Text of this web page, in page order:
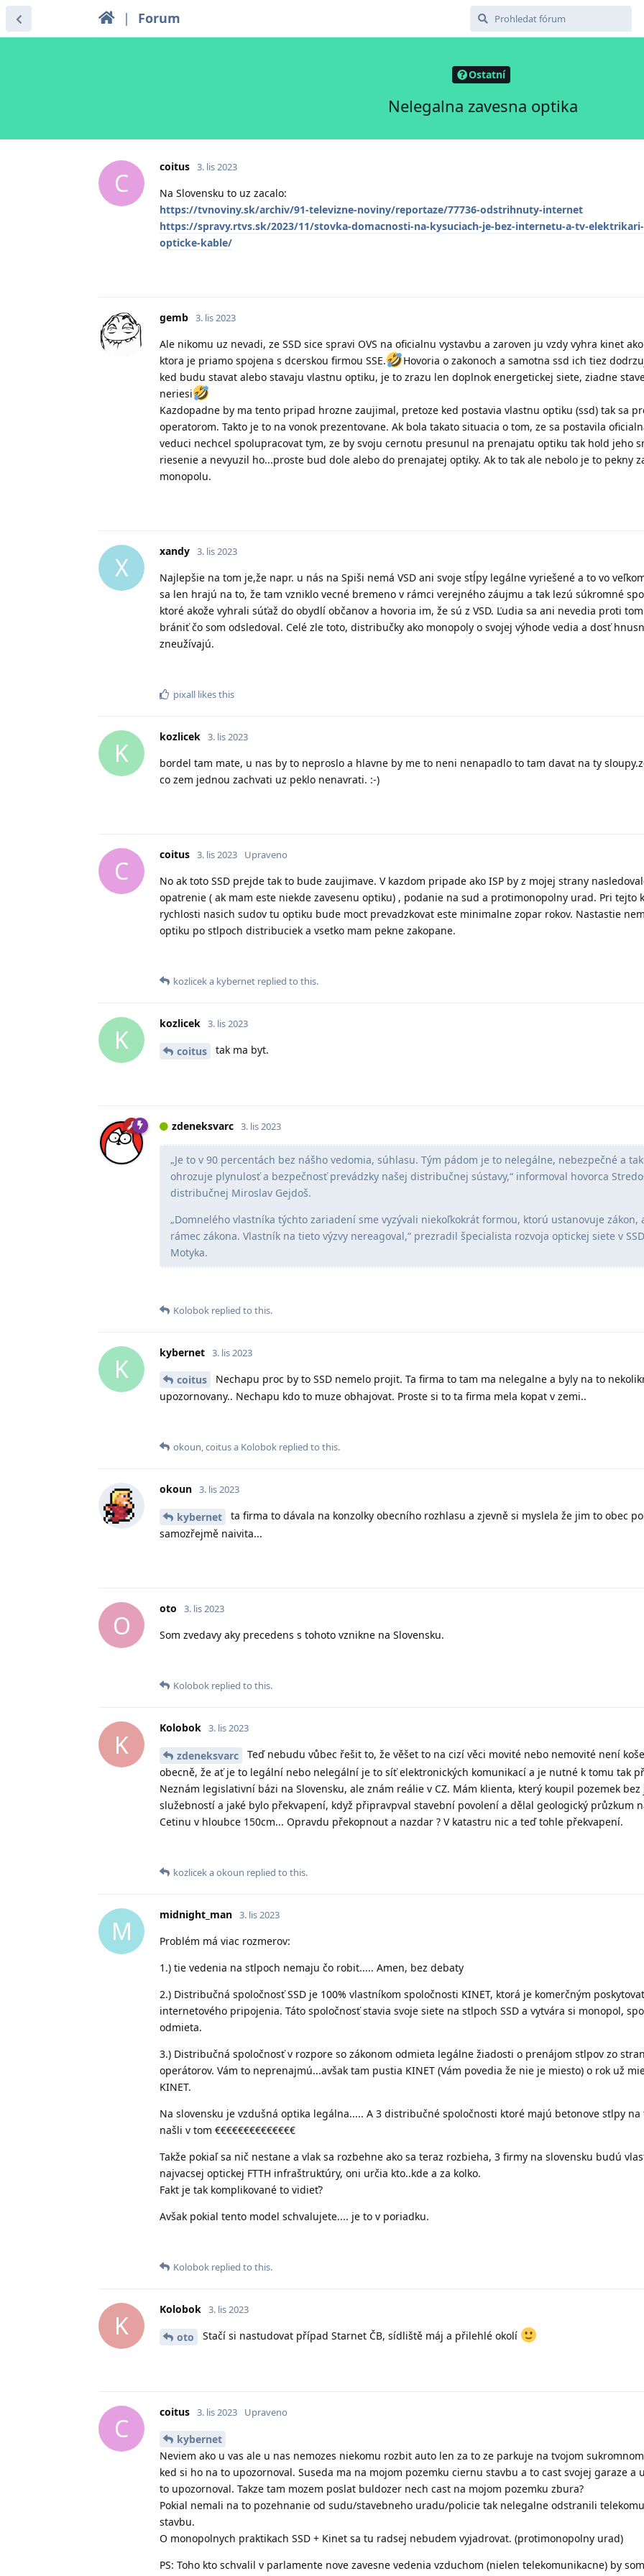
| Forum
Ostatní
Nelegalna zavesna optika
C
coitus 3. lis 2023
Na Slovensku to uz zacalo:
https://tvnoviny.sk/archiv/91-televizne-noviny/reportaze/77736-odstrihnuty-internet
https://spravy.rtvs.sk/2023/11/stovka-domacnosti-na-kysuciach-je-bez-internetu-a-tv-
opticke-kable/
gemb 3. lis 2023
Ale nikomu uz nevadi, ze SSD sice spravi OVS na oficialnu vystavbu a zaroven ju vzdy vyhra kinet
ktora je priamo spojena s dcerskou firmou SSE.
Hovoria o zakonoch a samotna ssd ich tiez
ked budu stavat alebo stavaju vlastnu optiku, je to zrazu len doplnok energetickej siete, ziadne
neriesi
Kazdopadne by ma tento pripad hrozne zaujimal, pretoze ked postavia vlastnu optiku (ssd) tak sa
operatorom. Takto je to na vonok prezentovane. Ak bola takato situacia o tom, ze sa postavila
veduci nechcel spolupracovat tym, ze by svoju cernotu presunul na prenajatu optiku tak hold jeho
riesenie a nevyuzil ho...proste bud dole alebo do prenajatej optiky. Ak to tak ale nebolo je to pekny
monopolu.
X
xandy 3. lis 2023
Najlepšie na tom je,že napr. u nás na Spiši nemá VSD ani svoje stĺpy legálne vyriešené a to vo
sa len hrajú na to, že tam vzniklo vecné bremeno v rámci verejného záujmu a tak lezú súkromné
ktoré akože vyhrali súťaž do obydlí občanov a hovoria im, že sú z VSD. Ľudia sa ani nevedia proti
brániť čo som odsledoval. Celé zle toto, distribučky ako monopoly o svojej výhode vedia a dosť
zneužívajú.
pixall likes this
K
kozlicek 3. lis 2023
bordel tam mate, u nas by to neproslo a hlavne by me to neni nenapadlo to tam davat na ty
co zem jednou zachvati uz peklo nenavrati. :-)
C
coitus 3. lis 2023 Upraveno
No ak toto SSD prejde tak to bude zaujimave. V kazdom pripade ako ISP by z mojej strany
opatrenie ( ak mam este niekde zavesenu optiku) , podanie na sud a protimonopolny urad. Pri tejto
rychlosti nasich sudov tu optiku bude moct prevadzkovat este minimalne zopar rokov. Nastastie
optiku po stlpoch distribuciek a vsetko mam pekne zakopane.
kozliceka kybernet replied to this.
K
kozlicek 3. lis 2023
coitus tak ma byt.
zdeneksvarc 3. lis 2023
„Je to v 90 percentách bez nášho vedomia, súhlasu. Tým pádom je to nelegálne, nebezpečné a
ohrozuje plynulosť a bezpečnosť prevádzky našej distribučnej sústavy,“ informoval hovorca
distribučnej Miroslav Gejdoš.
„Domnelého vlastníka týchto zariadení sme vyzývali niekoľkokrát formou, ktorú ustanovuje zákon,
rámec zákona. Vlastník na tieto výzvy nereagoval,“ prezradil špecialista rozvoja optickej siete v
Motyka.
Kolobok replied to this.
K
kybernet 3. lis 2023
coitus
Nechapu proc by to SSD nemelo projit. Ta firma to tam ma nelegalne a byly na to
upozornovany.. Nechapu kdo to muze obhajovat. Proste si to ta firma mela kopat v zemi..
okoun,coitusa Kolobok replied to this.
okoun 3. lis 2023
kybernet
ta firma to dávala na konzolky obecního rozhlasu a zjevně si myslela že jim to obec
samozřejmě naivita...
O
oto 3. lis 2023
Som zvedavy aky precedens s tohoto vznikne na Slovensku.
Kolobok replied to this.
K
Kolobok 3. lis 2023
zdeneksvarc
Teď nebudu vůbec řešit to, že věšet to na cizí věci movité nebo nemovité není
obecně, že ať je to legální nebo nelegální je to síť elektronických komunikací a je nutné k tomu tak
Neznám legislativní bázi na Slovensku, ale znám reálie v CZ. Mám klienta, který koupil pozemek bez
služebností a jaké bylo překvapení, když připravpval stavební povolení a dělal geologický průzkum
Cetinu v hloubce 150cm... Opravdu překopnout a nazdar ? V katastru nic a teď tohle překvapení.
kozlicekaokoun replied to this.
M
midnight_man 3. lis 2023
Problém má viac rozmerov:
1.) tie vedenia na stlpoch nemaju čo robit..... Amen, bez debaty
2.) Distribučná spoločnosť SSD je 100% vlastníkom spoločnosti KINET, ktorá je komerčným
internetového pripojenia. Táto spoločnosť stavia svoje siete na stlpoch SSD a vytvára si monopol,
odmieta.
3.) Distribučná spoločnosť v rozpore so zákonom odmieta legálne žiadosti o prenájom stlpov zo
operátorov. Vám to neprenajmú...avšak tam pustia KINET (Vám povedia že nie je miesto) o rok už
KINET.
Na slovensku je vzdušná optika legálna..... A 3 distribučné spoločnosti ktoré majú betonove stlpy
našli v tom €€€€€€€€€€€€€€
Takže pokiaľ sa nič nestane a vlak sa rozbehne ako sa teraz rozbieha, 3 firmy na slovensku budú
najvacsej optickej FTTH infraštruktúry, oni určia kto..kde a za kolko.
Fakt je tak komplikované to vidieť?
Avšak pokial tento model schvalujete.... je to v poriadku.
Kolobok replied to this.
K
Kolobok 3. lis 2023
oto Stačí si nastudovat případ Starnet ČB, sídliště máj a přilehlé okolí
C
coitus 3. lis 2023 Upraveno
kybernet
Neviem ako u vas ale u nas nemozes niekomu rozbit auto len za to ze parkuje na tvojom
ked si ho na to upozornoval. Suseda ma na mojom pozemku ciernu stavbu a to cast svojej garaze a
to upozornoval. Takze tam mozem poslat buldozer nech cast na mojom pozemku zbura?
Pokial nemali na to pozehnanie od sudu/stavebneho uradu/policie tak nelegalne odstranili
stavbu.
O monopolnych praktikach SSD + Kinet sa tu radsej nebudem vyjadrovat. (protimonopolny urad)
PS: Toho kto schvalil v parlamente nove zavesne vedenia vzduchom (nielen telekomunikacne) by